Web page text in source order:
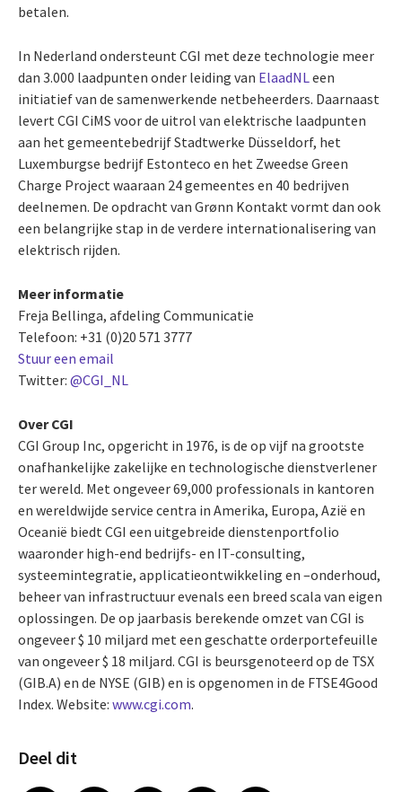
betalen.
In Nederland ondersteunt CGI met deze technologie meer
dan 3.000 laadpunten onder leiding van ElaadNL een
initiatief van de samenwerkende netbeheerders. Daarnaast
levert CGI CiMS voor de uitrol van elektrische laadpunten
aan het gemeentebedrijf Stadtwerke Düsseldorf, het
Luxemburgse bedrijf Estonteco en het Zweedse Green
Charge Project waaraan 24 gemeentes en 40 bedrijven
deelnemen. De opdracht van Grønn Kontakt vormt dan ook
een belangrijke stap in de verdere internationalisering van
elektrisch rijden.
Meer informatie
Freja Bellinga, afdeling Communicatie
Telefoon: +31 (0)20 571 3777
Stuur een email
Twitter: @CGI_NL
Over CGI
CGI Group Inc, opgericht in 1976, is de op vijf na grootste
onafhankelijke zakelijke en technologische dienstverlener
ter wereld. Met ongeveer 69,000 professionals in kantoren
en wereldwijde service centra in Amerika, Europa, Azië en
Oceanië biedt CGI een uitgebreide dienstenportfolio
waaronder high-end bedrijfs- en IT-consulting,
systeemintegratie, applicatieontwikkeling en –onderhoud,
beheer van infrastructuur evenals een breed scala van eigen
oplossingen. De op jaarbasis berekende omzet van CGI is
ongeveer $ 10 miljard met een geschatte orderportefeuille
van ongeveer $ 18 miljard. CGI is beursgenoteerd op de TSX
(GIB.A) en de NYSE (GIB) en is opgenomen in de FTSE4Good
Index. Website: www.cgi.com.
Deel dit